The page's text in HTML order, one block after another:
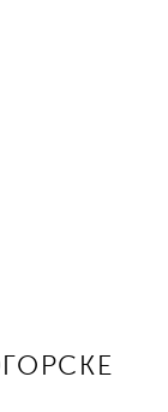
но
своим